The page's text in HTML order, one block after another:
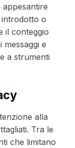
appesantire
introdotto o
il conteggio
e
a strumenti
alla
Tra le
che limitano